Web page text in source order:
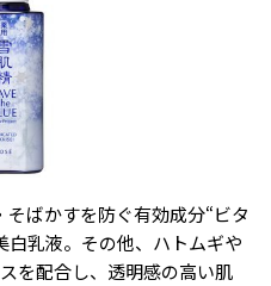
ばかすを防ぐ有効成分“ビタ
白乳液。その他、ハトムギや
を配合し、透明感の高い肌